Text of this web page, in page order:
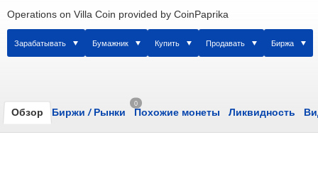
Operations on Villa Coin provided by CoinPaprika
Зарабатывать Бумажник Купить Продавать Биржа
Обзор Биржи /Рынки
0
Похожие монеты Ликвидность